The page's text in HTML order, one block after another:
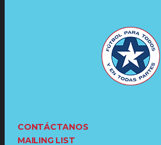
CONTÁCTANOS
MAILING LIST